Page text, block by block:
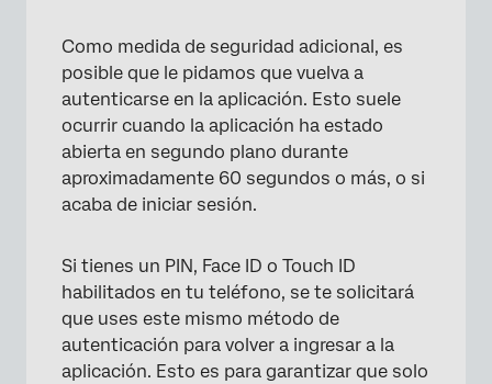
Como medida de seguridad adicional, es
posible que le pidamos que vuelva a
autenticarse en la aplicación. Esto suele
ocurrir cuando la aplicación ha estado
abierta en segundo plano durante
aproximadamente 60 segundos o más, o si
acaba de iniciar sesión.
Si tienes un PIN, Face ID o Touch ID
habilitados en tu teléfono, se te solicitará
que uses este mismo método de
autenticación para volver a ingresar a la
aplicación. Esto es para garantizar que solo